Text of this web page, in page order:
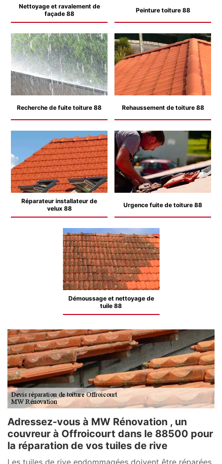
Nettoyage et ravalement de
façade 88
Peinture toiture 88
Recherche de fuite toiture 88 Rehaussement de toiture 88
Réparateur installateur de
velux 88
Urgence fuite de toiture 88
Démoussage et nettoyage de
tuile 88
Adressez-vous à MW Rénovation , un
couvreur à Offroicourt dans le 88500 pour
la réparation de vos tuiles de rive
Les tuiles de rive endommagées doivent être réparées